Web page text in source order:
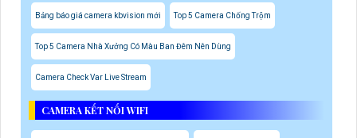
Bảng báo giá camera kbvision mới Top 5 Camera Chống Trộm
Top 5 Camera Nhà Xưởng Có Màu Ban Đêm Nên Dùng
Camera Check Var Live Stream
CAMERA KẾT NỐI WIFI